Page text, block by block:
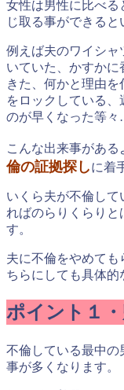
女性は男性に比べる
じ取る事ができると
例えば夫のワイシャ
いていた、かすかに
きた、何かと理由
をロックしている
のが早くなった等々
こんな出来事がある
倫の証拠探しに着
いくら夫が不倫し
ればのらりくらりと
す。
夫に不倫をやめて
ちらにしても具体的
ポイント１
不倫している最中の
事が多くなります。